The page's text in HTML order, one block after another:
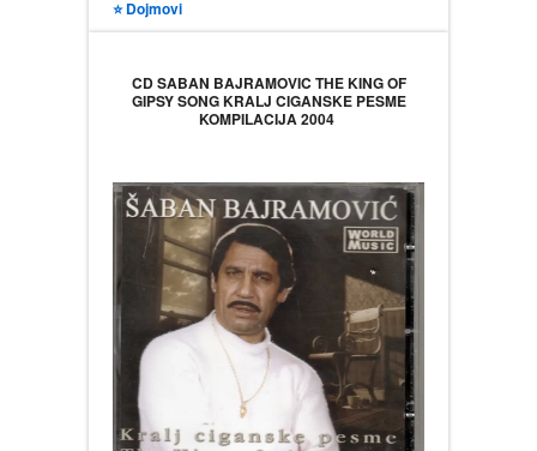
⭐ Dojmovi
CD SABAN BAJRAMOVIC THE KING OF
GIPSY SONG KRALJ CIGANSKE PESME
KOMPILACIJA 2004